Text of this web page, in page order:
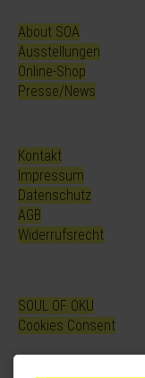
About SOA
Ausstellungen
Online-Shop
Presse/News
Kontakt
Impressum
Datenschutz
AGB
Widerrufsrecht
SOUL OF OKU
Cookies Consent